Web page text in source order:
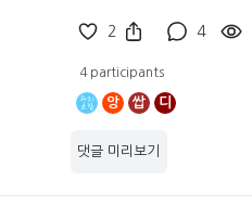
2 4
4 participants
앙 쌉 디
댓글 미리보기